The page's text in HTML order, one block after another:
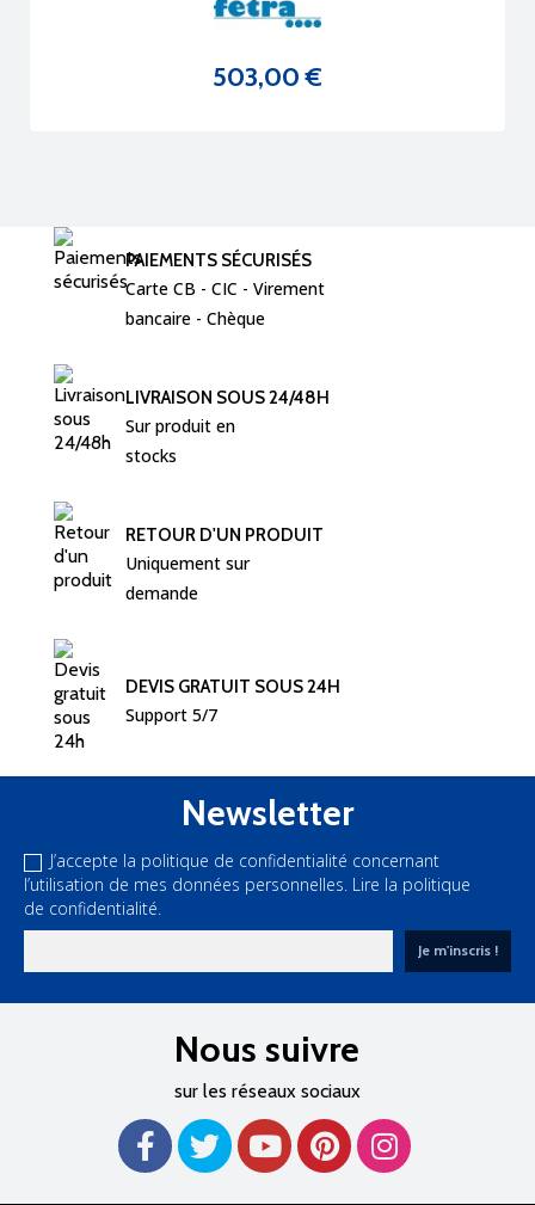
Prix
503,00 €
PAIEMENTS SÉCURISÉS
Carte CB - CIC - Virement
bancaire - Chèque
LIVRAISON SOUS 24/48H
Sur produit en
stocks
RETOUR D'UN PRODUIT
Uniquement sur
demande
DEVIS GRATUIT SOUS 24H
Support 5/7
Newsletter
J’accepte la politique de confidentialité concernant
l’utilisation de mes données personnelles. Lire la politique
de confidentialité.
Nous suivre
sur les réseaux sociaux